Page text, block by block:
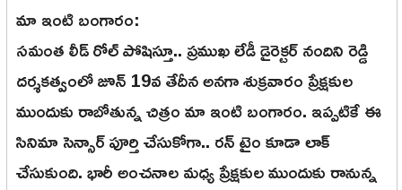
మా ఇంటి బంగారం:
సమంత లీడ్ రోల్ పోషిస్తూ.. ప్రముఖ లేడీ డైరెక్టర్ నందిని రెడ్డి
దర్శకత్వంలో జూన్ 19వ తేదీన అనగా శుక్రవారం ప్రేక్షకుల
ముందుకు రాబోతున్న చిత్రం మా ఇంటి బంగారం. ఇప్పటికే ఈ
సినిమా సెన్సార్ పూర్తి చేసుకోగా.. రన్ టైం కూడా లాక్
చేసుకుంది. భారీ అంచనాల మధ్య ప్రేక్షకుల ముందుకు రానున్న